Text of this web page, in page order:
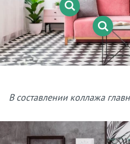
В составлении коллажа